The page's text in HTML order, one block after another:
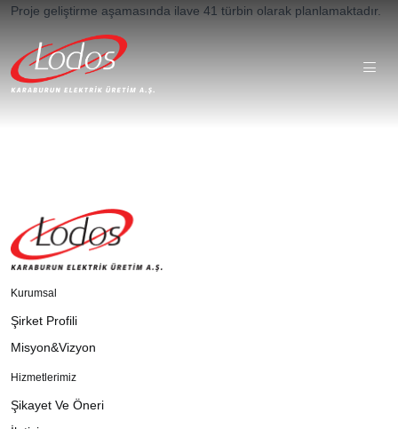
Proje geliştirme aşamasında ilave 41 türbin olarak planlamaktadır.
Kurumsal
Şirket Profili
Misyon&Vizyon
Hizmetlerimiz
Şikayet Ve Öneri